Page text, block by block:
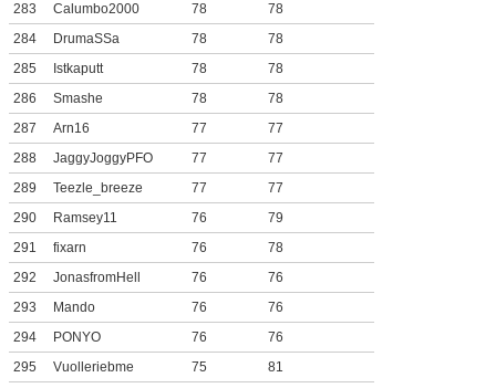
283
Calumbo2000 78
78
284
DrumaSSa 78
78
285
Istkaputt 78
78
286
Smashe 78
78
287
Arn16 77
77
288
JaggyJoggyPFO 77
77
289
Teezle_breeze 77
77
290
Ramsey11 76
79
291
fixarn 76
78
292
JonasfromHell 76
76
293
Mando 76
76
294
PONYO 76
76
295
Vuolleriebme 75
81